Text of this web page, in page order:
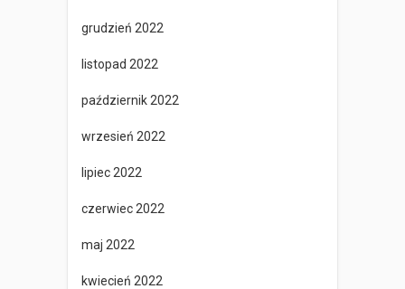
grudzień 2022
listopad 2022
październik 2022
wrzesień 2022
lipiec 2022
czerwiec 2022
maj 2022
kwiecień 2022